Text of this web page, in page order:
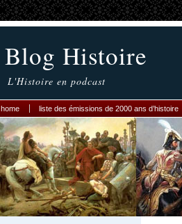
Blog Histoire
L'Histoire en podcast
home liste des émissions de 2000 ans d’histoire